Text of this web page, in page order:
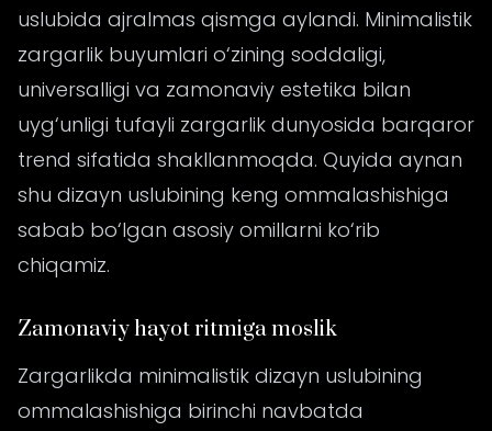
uslubida ajralmas qismga aylandi. Minimalistik
zargarlik buyumlari o‘zining soddaligi,
universalligi va zamonaviy estetika bilan
uyg‘unligi tufayli zargarlik dunyosida barqaror
trend sifatida shakllanmoqda. Quyida aynan
shu dizayn uslubining keng ommalashishiga
sabab bo‘lgan asosiy omillarni ko‘rib
chiqamiz.
Zamonaviy hayot ritmiga moslik
Zargarlikda minimalistik dizayn uslubining
ommalashishiga birinchi navbatda